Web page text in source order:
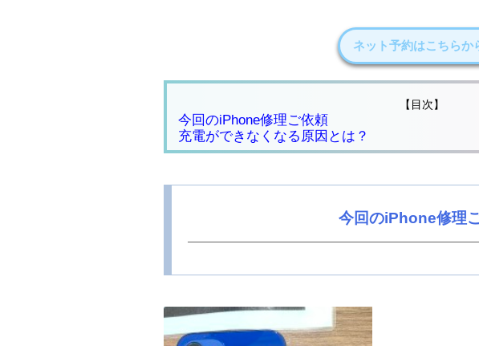
ネット予約はこちらか
【目次】
今回のiPhone修理ご依頼
充電ができなくなる原因とは？
今回のiPhone修理